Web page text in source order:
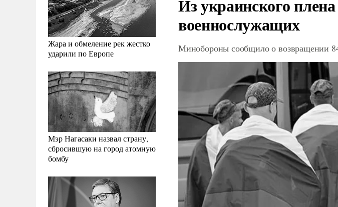
Жара и обмеление рек жестко
ударили по Европе
Мэр Нагасаки назвал страну,
сбросившую на город атомную
бомбу
Из украинского
военнослужащих
Минобороны сообщило о возвращении